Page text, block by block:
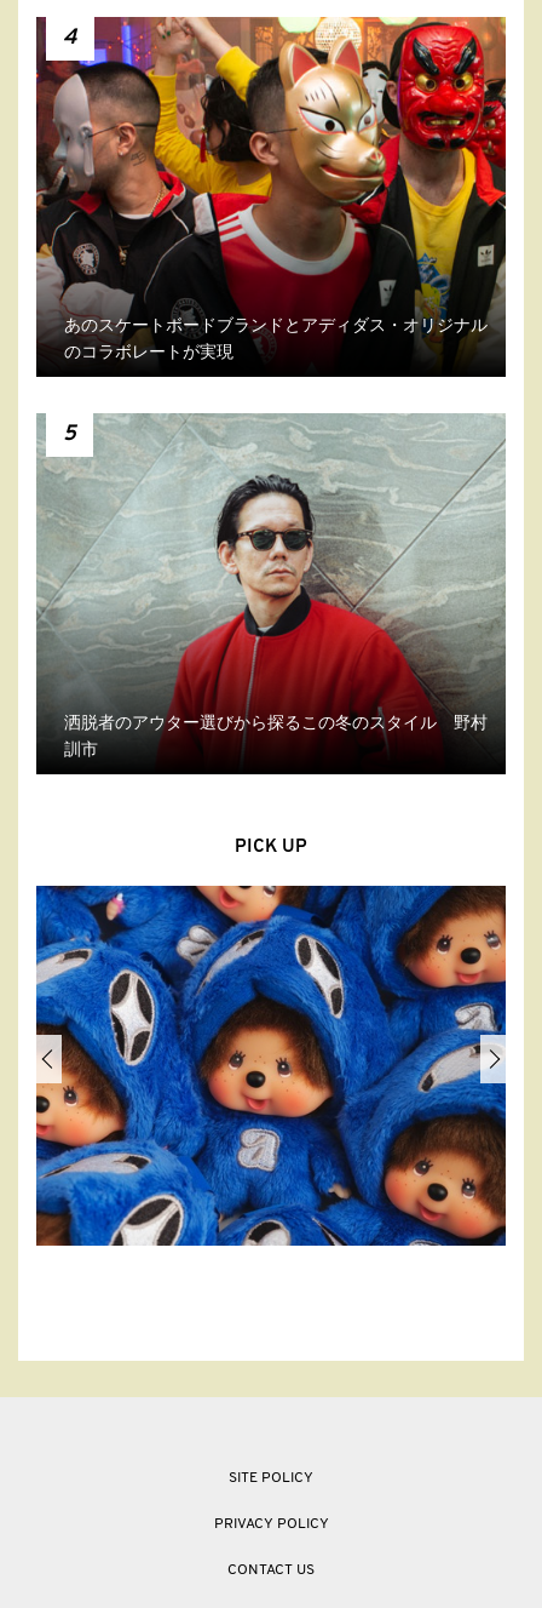
4
あのスケートボードブランドとアディダス・オリジナル
のコラボレートが実現
5
洒脱者のアウター選びから探るこの冬のスタイル 野村
訓市
PICK UP
SITE POLICY
PRIVACY POLICY
CONTACT US